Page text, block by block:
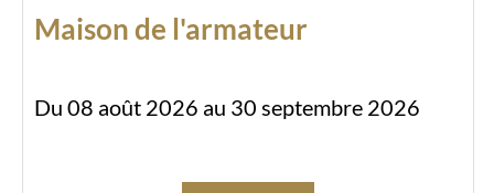
Maison de l'armateur
Du 08 août 2026 au 30 septembre 2026